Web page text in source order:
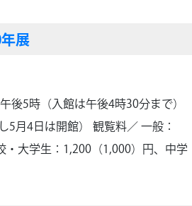
展
後5時（入館は午後4時30分まで）
5月4日は開館） 観覧料／ 一般：
・大学生：1,200（1,000）円、中学